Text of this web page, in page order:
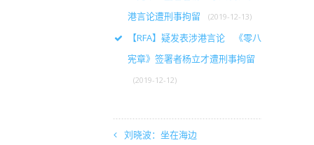
港言论遭刑事拘留
(2019-12-13)
【RFA】疑发表涉港言论 《零八
宪章》签署者杨立才遭刑事拘留
(2019-12-12)
刘晓波：坐在海边